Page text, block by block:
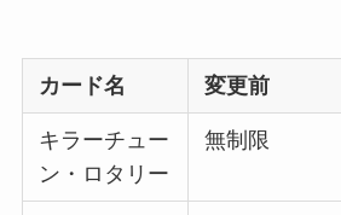
カード名 変更前
キラーチュー
ン・ロタリー
無制限